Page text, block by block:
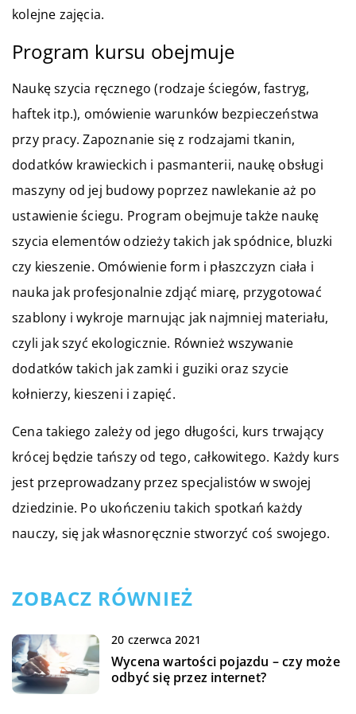
kolejne zajęcia.
Program kursu obejmuje
Naukę szycia ręcznego (rodzaje ściegów, fastryg,
haftek itp.), omówienie warunków bezpieczeństwa
przy pracy. Zapoznanie się z rodzajami tkanin,
dodatków krawieckich i pasmanterii, naukę obsługi
maszyny od jej budowy poprzez nawlekanie aż po
ustawienie ściegu. Program obejmuje także naukę
szycia elementów odzieży takich jak spódnice, bluzki
czy kieszenie. Omówienie form i płaszczyzn ciała i
nauka jak profesjonalnie zdjąć miarę, przygotować
szablony i wykroje marnując jak najmniej materiału,
czyli jak szyć ekologicznie. Również wszywanie
dodatków takich jak zamki i guziki oraz szycie
kołnierzy, kieszeni i zapięć.
Cena takiego zależy od jego długości, kurs trwający
krócej będzie tańszy od tego, całkowitego. Każdy kurs
jest przeprowadzany przez specjalistów w swojej
dziedzinie. Po ukończeniu takich spotkań każdy
nauczy, się jak własnoręcznie stworzyć coś swojego.
ZOBACZ RÓWNIEŻ
20 czerwca 2021
Wycena wartości pojazdu – czy może
odbyć się przez internet?